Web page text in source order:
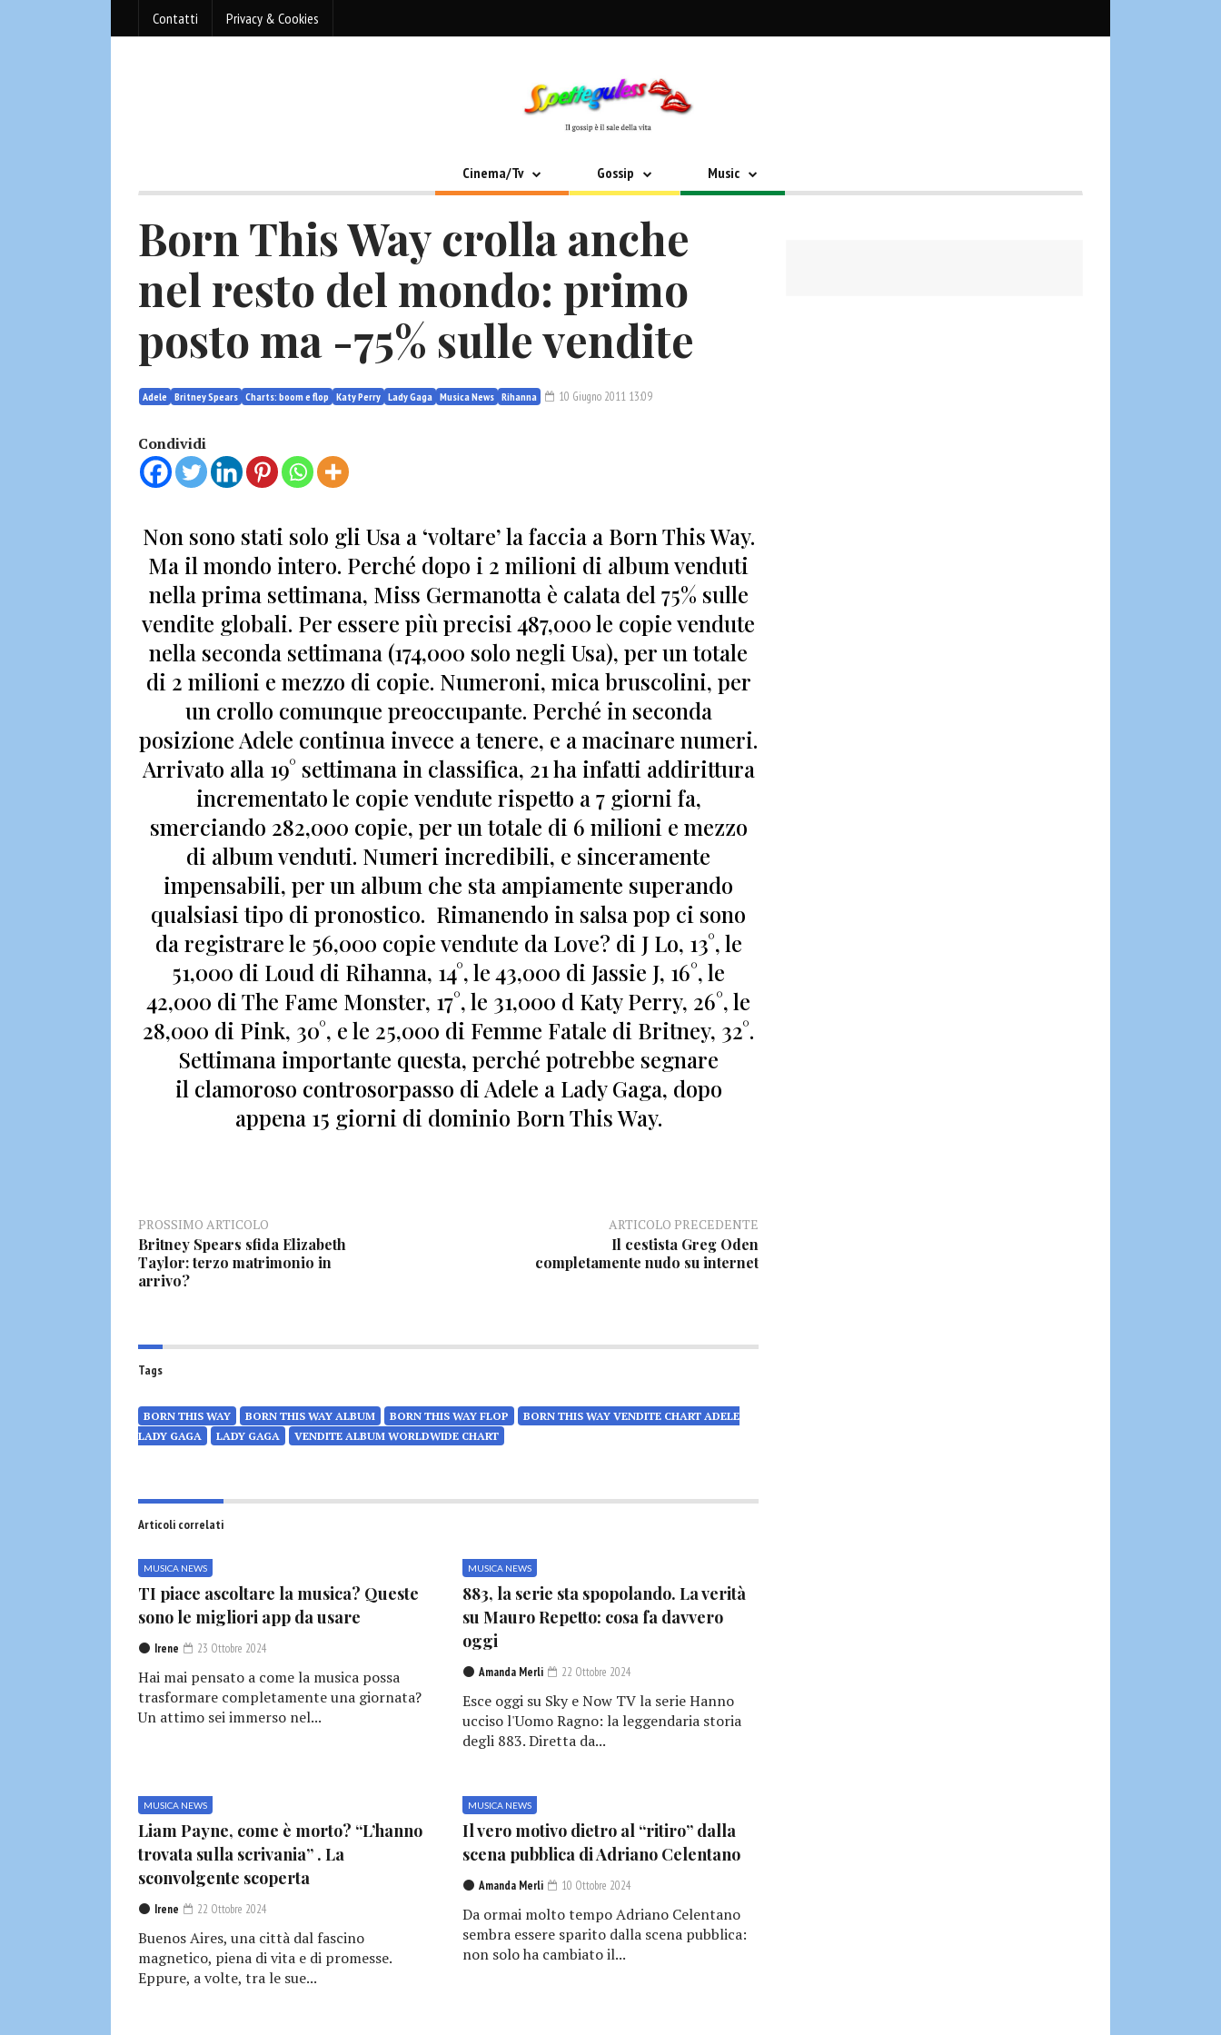
Contatti Privacy & Cookies
Cinema/Tv Gossip Music
Born This Way crolla anche
nel resto del mondo: primo
posto ma -75% sulle vendite
Adele Britney Spears Charts: boom e flop Katy Perry Lady Gaga Musica News Rihanna 10 Giugno 2011 13:09
Condividi
Non sono stati solo gli Usa a ‘voltare’ la faccia a Born This Way.
Ma il mondo intero. Perché dopo i 2 milioni di album venduti
nella prima settimana, Miss Germanotta è calata del 75% sulle
vendite globali. Per essere più precisi487,000 le copie vendute
nella seconda settimana (174,000 solo negli Usa), per un totale
di 2 milioni e mezzo di copie. Numeroni, mica bruscolini, per
un crollo comunque preoccupante. Perché in seconda
posizione Adele continua invece a tenere, e a macinare numeri.
Arrivato alla 19° settimana in classifica, 21 ha infatti addirittura
incrementato le copie vendute rispetto a 7 giorni fa,
smerciando 282,000 copie, per un totale di 6 milioni e mezzo
di album venduti. Numeri incredibili, e sinceramente
impensabili, per un album che sta ampiamente superando
qualsiasi tipo di pronostico. Rimanendo in salsa pop ci sono
da registrarele 56,000 copie vendute da Love? di J Lo, 13°, le
51,000 di Loud di Rihanna, 14°, le 43,000 di Jassie J, 16°, le
42,000 di The Fame Monster, 17°, le 31,000 d Katy Perry, 26°, le
28,000 di Pink, 30°, e le 25,000 di Femme Fatale di Britney, 32°.
Settimana importante questa, perché potrebbe segnare
il clamoroso controsorpasso di Adele a Lady Gaga, dopo
appena 15 giorni di dominio Born This Way.
PROSSIMO ARTICOLO
Britney Spears sfida Elizabeth
Taylor: terzo matrimonio in
arrivo?
ARTICOLO PRECEDENTE
Il cestista Greg Oden
completamente nudo su internet
Tags
BORN THIS WAY BORN THIS WAY ALBUM BORN THIS WAY FLOP
BORN THIS WAY VENDITE CHART ADELE
LADY GAGA
LADY GAGA VENDITE ALBUM WORLDWIDE CHART
Articoli correlati
MUSICA NEWS
TI piace ascoltare la musica? Queste
sono le migliori app da usare
Irene 23 Ottobre 2024
Hai mai pensato a come la musica possa
trasformare completamente una giornata?
Un attimo sei immerso nel...
MUSICA NEWS
883, la serie sta spopolando. La verità
su Mauro Repetto: cosa fa davvero
oggi
Amanda Merli 22 Ottobre 2024
Esce oggi su Sky e Now TV la serie Hanno
ucciso l'Uomo Ragno: la leggendaria storia
degli 883. Diretta da...
MUSICA NEWS
Liam Payne, come è morto? “L’hanno
trovata sulla scrivania” . La
sconvolgente scoperta
Irene 22 Ottobre 2024
Buenos Aires, una città dal fascino
magnetico, piena di vita e di promesse.
Eppure, a volte, tra le sue...
MUSICA NEWS
Il vero motivo dietro al “ritiro” dalla
scena pubblica di Adriano Celentano
Amanda Merli 10 Ottobre 2024
Da ormai molto tempo Adriano Celentano
sembra essere sparito dalla scena pubblica:
non solo ha cambiato il...